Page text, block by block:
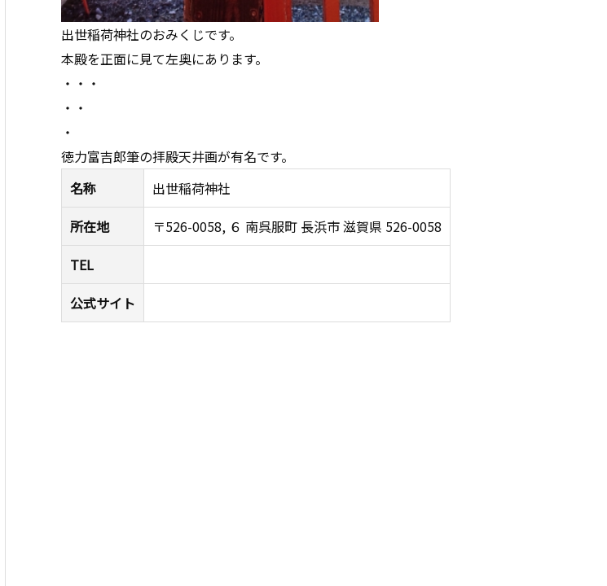
出世稲荷神社のおみくじです。
本殿を正面に見て左奥にあります。
・・・
・・
・
徳力富吉郎筆の拝殿天井画が有名です。
名称
出世稲荷神社
所在地
〒526-0058, ６ 南呉服町 長浜市 滋賀県 526-0058
TEL
公式サイト